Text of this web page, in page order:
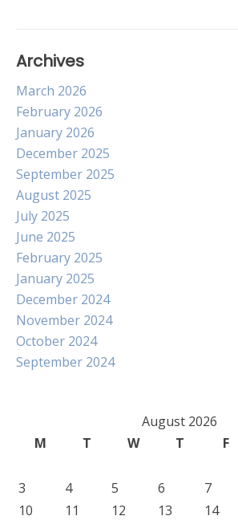
Archives
March 2026
February 2026
January 2026
December 2025
September 2025
August 2025
July 2025
June 2025
February 2025
January 2025
December 2024
November 2024
October 2024
September 2024
August 2026
M
T W T F
3
4 5 6 7
10
11 12 13 14